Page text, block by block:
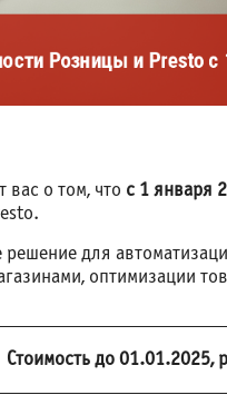
о том, что с 1 января
для
оптимизации
Стоимость до 01.01.2025,